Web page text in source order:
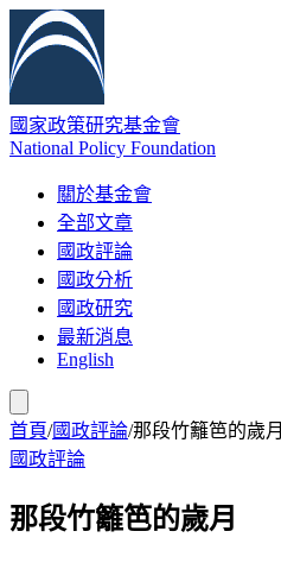
國家政策研究基金會
National Policy Foundation
關於基金會
全部文章
國政評論
國政分析
國政研究
最新消息
English
首頁/國政評論/那段竹籬笆的歲月
國政評論
那段竹籬笆的歲月